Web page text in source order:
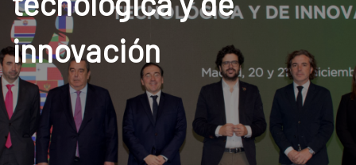
innovación